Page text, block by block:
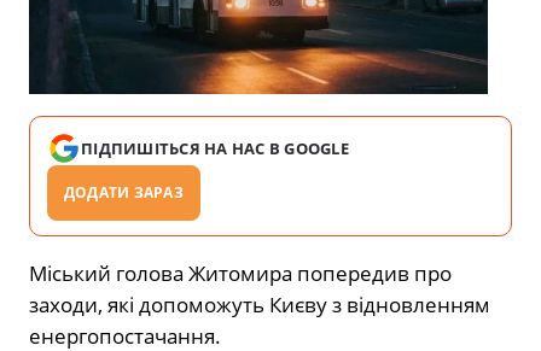
ПІДПИШІТЬСЯ НА НАС В GOOGLE
ДОДАТИ ЗАРАЗ
Міський голова Житомира попередив про
заходи, які допоможуть Києву з відновленням
енергопостачання.